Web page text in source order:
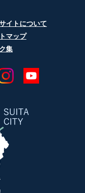
イトについて
マップ
集